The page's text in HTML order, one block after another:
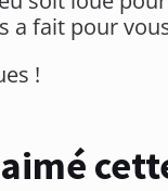
a fait pour
!